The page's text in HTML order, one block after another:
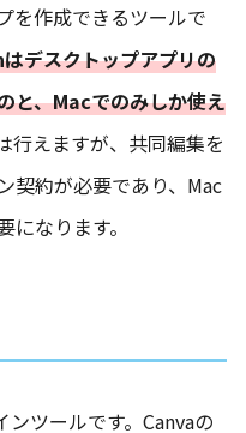
を作成できるツールで
デスクトップアプリの
と、Macでのみしか使え
行えますが、共同編集を
契約が必要であり、Mac
なります。
ツールです。Canvaの